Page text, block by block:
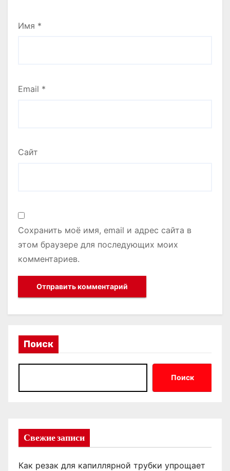
Имя *
Email *
Сайт
Сохранить моё имя, email и адрес сайта в
этом браузере для последующих моих
комментариев.
Поиск
Поиск
Свежие записи
Как резак для капиллярной трубки упрощает